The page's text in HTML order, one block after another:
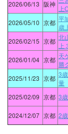
2026/06/13 阪神
上
2026/05/10 京都 平
歳
2026/02/15 京都 北
上
2026/01/04 京都 天
勝
2025/11/23 京都 3
量
2025/02/09 京都 3
2024/12/07 京都 2